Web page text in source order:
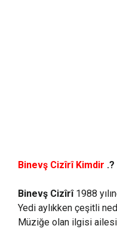
Binevş Cizîrî Kimdir .?
Binevş Cizîrî1988
Yedi aylıkken çeşitli
Müziğe olan ilgisi